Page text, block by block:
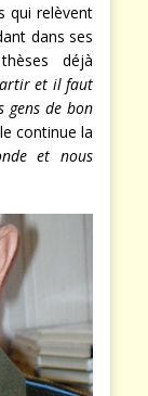
qui relèvent
dans ses
déjà
et il faut
gens de bon
continue la
et nous